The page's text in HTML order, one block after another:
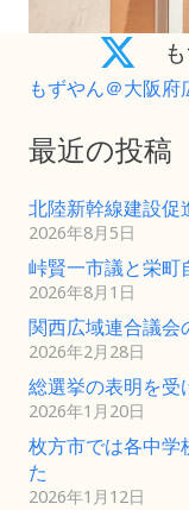
もずやん＠大阪
最近の投稿
北陸新幹線建設促
2026年8月5日
峠賢一市議と栄町
2026年8月1日
関西広域連合議会
2026年2月28日
総選挙の表明を受
2026年1月20日
枚方市では各中学
た
2026年1月12日